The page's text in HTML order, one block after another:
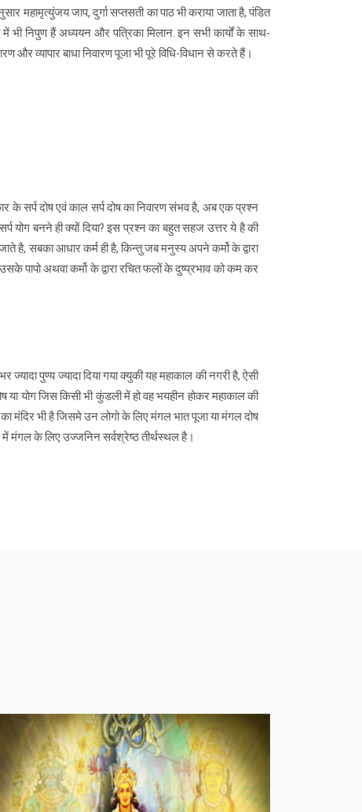
महामृत्युंजय जाप, दुर्गा सप्तसती का पाठ भी कराया जाता है, पंडित
भी निपुण हैं अध्ययन और पत्रिका मिलान. इन सभी कार्यों के साथ-
और व्यापार बाधा निवारण पूजा भी पूरे विधि-विधान से करते हैं।
के सर्प दोष एवं काल सर्प दोष का निवारण संभव है, अब एक प्रश्न
योग बनने ही क्यों दिया? इस प्रश्न का बहुत सहज उत्तर ये है की
है, सबका आधार कर्म ही है, किन्तु जब मनुस्य अपने कर्मो के द्वारा
पापो अथवा कर्मो के द्वारा रचित फलों के दुष्प्रभाव को कम कर
पुण्य ज्यादा दिया गया क्युकी यह महाकाल की नगरी है, ऐसी
योग जिस किसी भी कुंडली में हो वह भयहीन होकर महाकाल की
मंदिर भी है जिसमे उन लोगो के लिए मंगल भात पूजा या मंगल दोष
में मंगल के लिए उज्जनिन सर्वश्रेष्ठ तीर्थस्थल है।